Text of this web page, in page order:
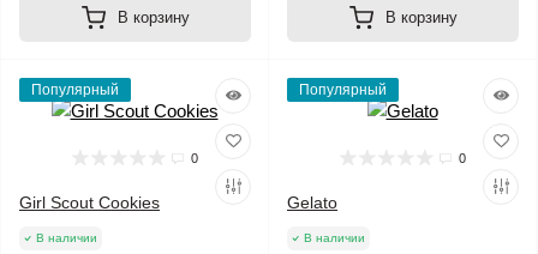
В корзину В корзину
Популярный
0
Girl Scout Cookies
В наличии
Популярный
0
Gelato
В наличии